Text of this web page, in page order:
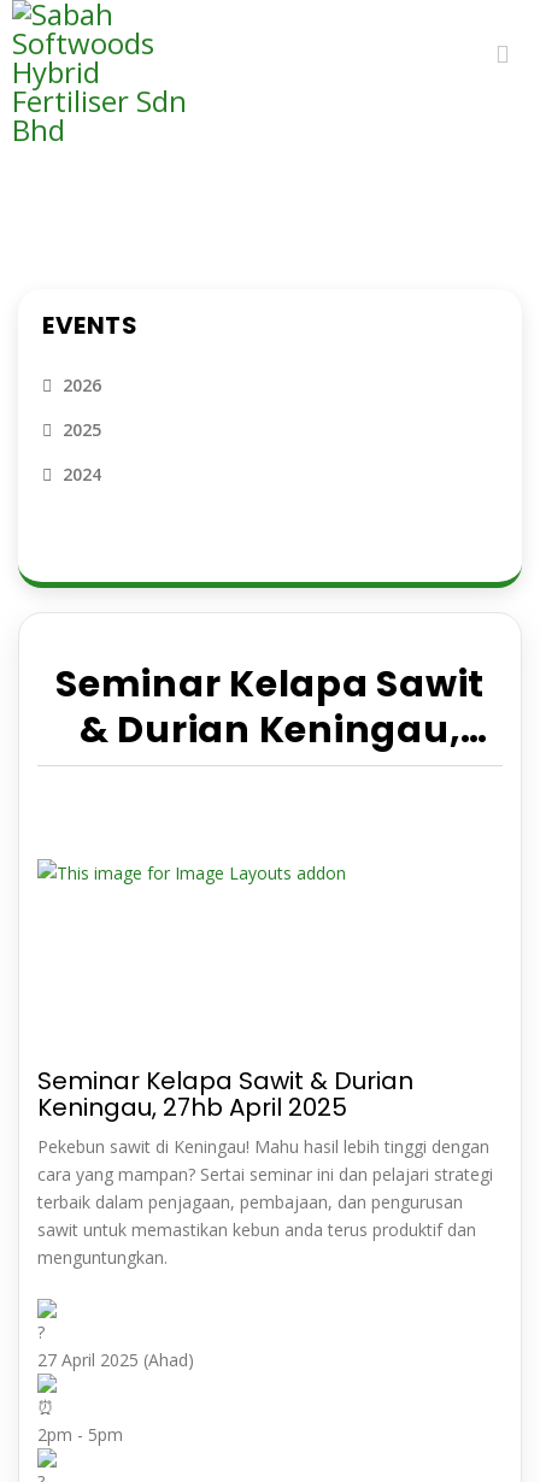
EVENTS
2026
2025
2024
Seminar Kelapa Sawit
& Durian Keningau,
27hb April 2025
Seminar Kelapa Sawit & Durian
Keningau, 27hb April 2025
Pekebun sawit di Keningau! Mahu hasil lebih tinggi dengan
cara yang mampan? Sertai seminar ini dan pelajari strategi
terbaik dalam penjagaan, pembajaan, dan pengurusan
sawit untuk memastikan kebun anda terus produktif dan
menguntungkan.
27 April 2025 (Ahad)
2pm - 5pm